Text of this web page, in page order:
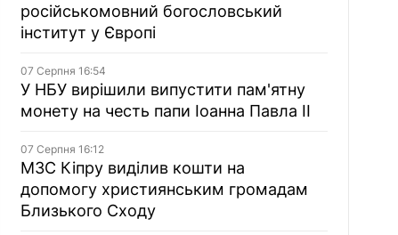
російськомовний богословський
інститут у Європі
07 Серпня 16:54
У НБУ вирішили випустити пам'ятну
монету на честь папи Іоанна Павла II
07 Серпня 16:12
МЗС Кіпру виділив кошти на
допомогу християнським громадам
Близького Сходу